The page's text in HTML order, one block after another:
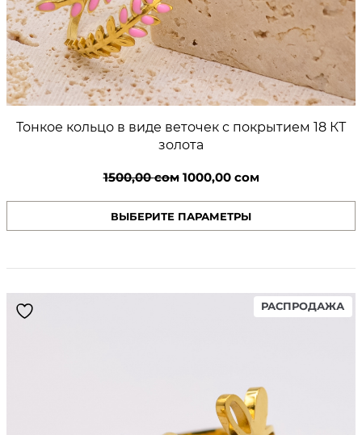
Тонкое кольцо в виде веточек с покрытием 18 КТ
золота
1500,00сом Первоначальная
цена
составляла
1000,00 сомТекущая
цена:
ВЫБЕРИТЕ ПАРАМЕТРЫ
РАСПРОДАЖА
ON